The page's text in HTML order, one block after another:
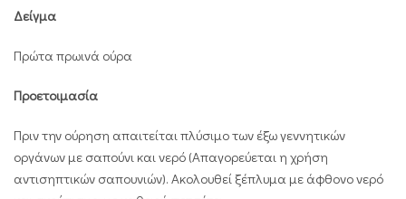
Δείγμα
Πρώτα πρωινά ούρα
Προετοιμασία
Πριν την ούρηση απαιτείται πλύσιμο των έξω γεννητικών
οργάνων με σαπούνι και νερό (Απαγορεύεται η χρήση
αντισηπτικών σαπουνιών). Ακολουθεί ξέπλυμα με άφθονο νερό